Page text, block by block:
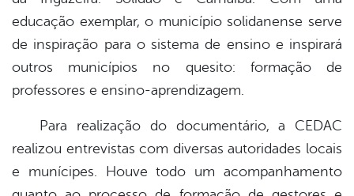
educação exemplar, o município solidanense serve
de inspiração para o sistema de ensino e inspirará
outros municípios no quesito: formação de
professores e ensino-aprendizagem.
Para realização do documentário, a CEDAC
realizou entrevistas com diversas autoridades locais
e munícipes. Houve todo um acompanhamento